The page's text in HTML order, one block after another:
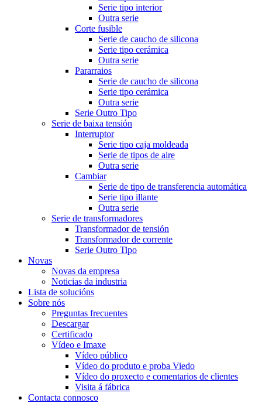
Serie tipo interior
Outra serie
Corte fusible
Serie de caucho de silicona
Serie tipo cerámica
Outra serie
Pararraios
Serie de caucho de silicona
Serie tipo cerámica
Outra serie
Serie Outro Tipo
Serie de baixa tensión
Interruptor
Serie tipo caja moldeada
Serie de tipos de aire
Outra serie
Cambiar
Serie de tipo de transferencia automática
Serie tipo illante
Outra serie
Serie de transformadores
Transformador de tensión
Transformador de corrente
Serie Outro Tipo
Novas
Novas da empresa
Noticias da industria
Lista de solucións
Sobre nós
Preguntas frecuentes
Descargar
Certificado
Vídeo e Imaxe
Vídeo público
Vídeo do produto e proba Viedo
Vídeo do proxecto e comentarios de clientes
Visita á fábrica
Contacta connosco